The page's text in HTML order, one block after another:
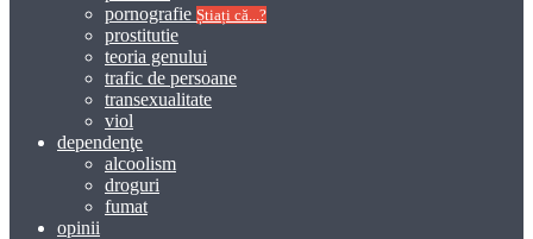
pornografie Știați că...?
prostitutie
teoria genului
trafic de persoane
transexualitate
viol
dependenţe
alcoolism
droguri
fumat
opinii